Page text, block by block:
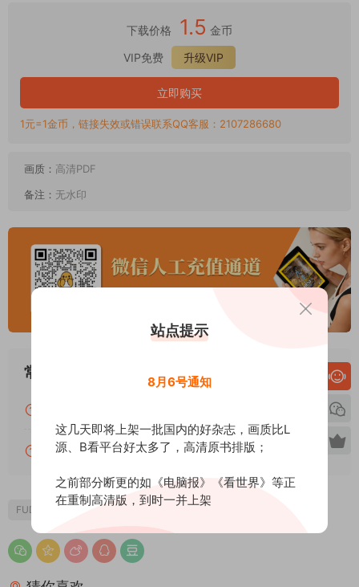
下载价格 1.5 金币
VIP免费
升级VIP
立即购买
1元=1金币，链接失效或错误联系QQ客服：2107286680
画质： 高清PDF
备注： 无水印
常见问题
关于本站PDF资源的常见问题汇总及解答
FUDGE
站点提示
8月6号通知
这几天即将上架一批国内的好杂志，画质比L
源、B看平台好太多了，高清原书排版；
之前部分断更的如《电脑报》《看世界》等正
在重制高清版，到时一并上架